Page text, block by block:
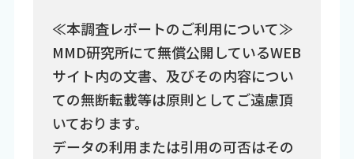
≪本調査レポートのご利用について≫
MMD研究所にて無償公開しているWEB
サイト内の文書、及びその内容につい
ての無断転載等は原則としてご遠慮頂
いております。
データの利用または引用の可否はその